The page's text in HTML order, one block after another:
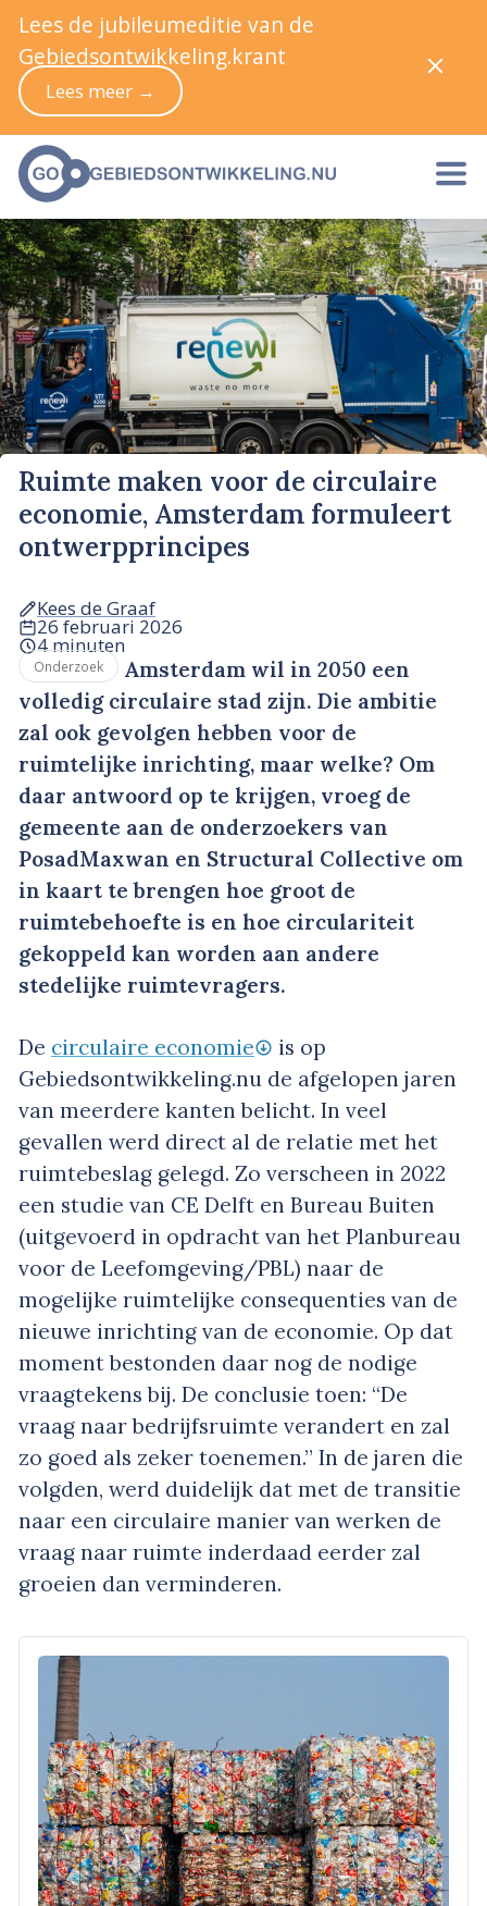
Ruimte maken voor de circulaire
economie, Amsterdam formuleert
ontwerpprincipes
Kees de Graaf
26 februari 2026
4 minuten
Onderzoek
Amsterdam wil in 2050 een
volledig circulaire stad zijn. Die ambitie
zal ook gevolgen hebben voor de
ruimtelijke inrichting, maar welke? Om
daar antwoord op te krijgen, vroeg de
gemeente aan de onderzoekers van
PosadMaxwan en Structural Collective om
in kaart te brengen hoe groot de
ruimtebehoefte is en hoe circulariteit
gekoppeld kan worden aan andere
stedelijke ruimtevragers.
De circulaire economie
is op
Gebiedsontwikkeling.nu de afgelopen jaren
van meerdere kanten belicht. In veel
gevallen werd direct al de relatie met het
ruimtebeslag gelegd. Zo verscheen in 2022
een studie van CE Delft en Bureau Buiten
(uitgevoerd in opdracht van het Planbureau
voor de Leefomgeving/PBL) naar de
mogelijke ruimtelijke consequenties van de
nieuwe inrichting van de economie. Op dat
moment bestonden daar nog de nodige
vraagtekens bij. De conclusie toen: “De
vraag naar bedrijfsruimte verandert en zal
zo goed als zeker toenemen.” In de jaren die
volgden, werd duidelijk dat met de transitie
naar een circulaire manier van werken de
vraag naar ruimte inderdaad eerder zal
groeien dan verminderen.
Lees de jubileumeditie van de
Gebiedsontwikkeling.krant
Lees meer →